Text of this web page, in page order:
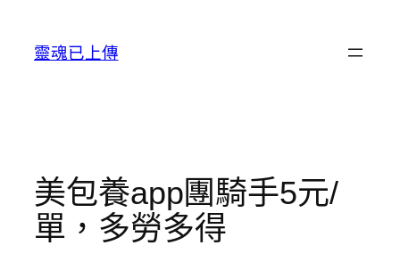
靈魂已上傳
美包養app團騎手5元/
單，多勞多得